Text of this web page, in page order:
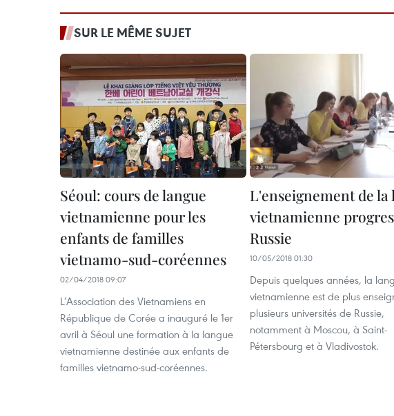
SUR LE MÊME SUJET
Séoul: cours de langue
vietnamienne pour les
enfants de familles
vietnamo-sud-coréennes
02/04/2018 09:07
L’Association des Vietnamiens en
République de Corée a inauguré le 1er
avril à Séoul une formation à la langue
vietnamienne destinée aux enfants de
familles vietnamo-sud-coréennes.
L'enseignement de la
vietnamienne
Russie
10/05/2018 01:30
Depuis quelques années, la
vietnamienne est de plus
plusieurs universités de Russie,
notamment à Moscou, à Saint-
Pétersbourg et à Vladivostok.